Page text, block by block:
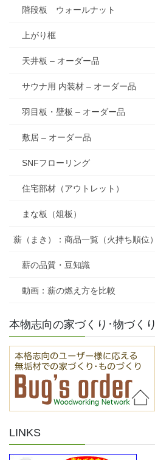
階段板 ウォールナット
上がり框
天井板 – オーダー品
サウナ用 内装材 – オーダー品
羽目板・壁板 – オーダー品
敷居 – オーダー品
SNFフローリング
住宅部材（アウトレット）
まな板（俎板）
薪（まき）：商品一覧（火持ち順位）
薪の品質・豆知識
動画：薪の燃え方を比較
本物志向の家づくり･物づくり
LINKS